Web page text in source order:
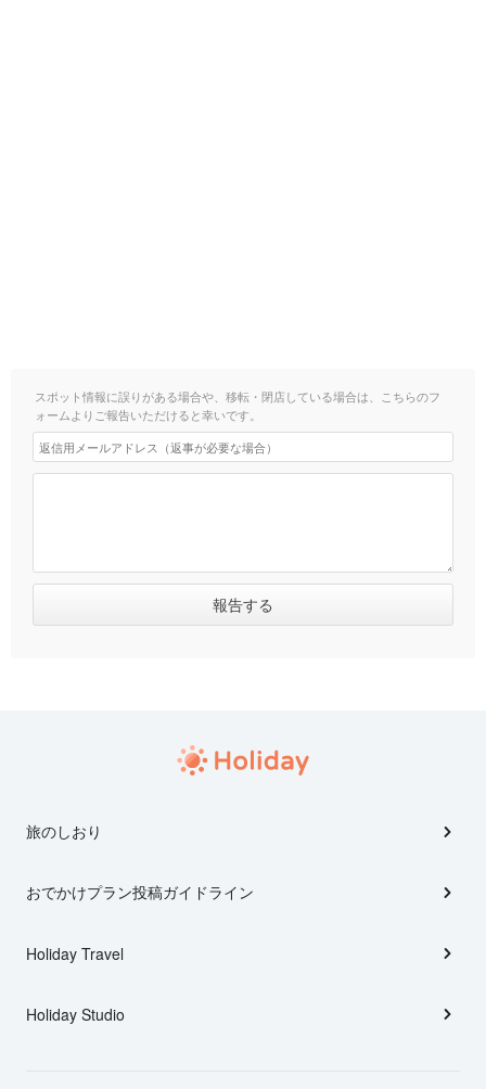
スポット情報に誤りがある場合や、移転・閉店している場合は、こちらのフ
ォームよりご報告いただけると幸いです。
旅のしおり
おでかけプラン投稿ガイドライン
Holiday Travel
Holiday Studio